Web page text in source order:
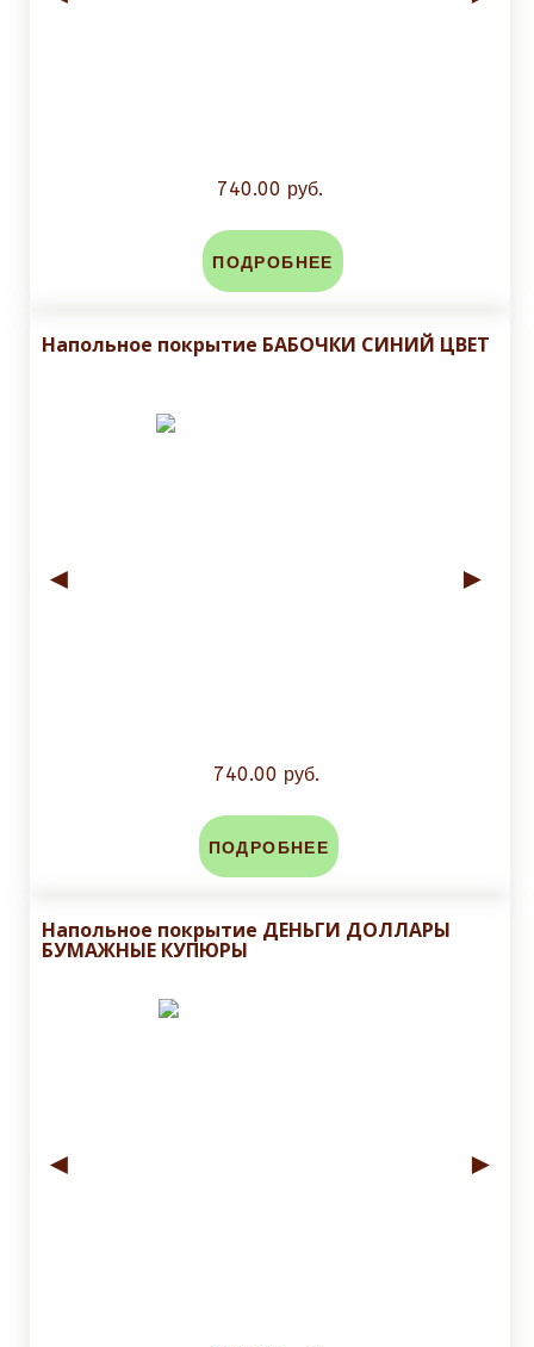
740.00 руб.
ПОДРОБНЕЕ
Напольное покрытие БАБОЧКИ СИНИЙ ЦВЕТ
◄ ►
740.00 руб.
ПОДРОБНЕЕ
Напольное покрытие ДЕНЬГИ ДОЛЛАРЫ
БУМАЖНЫЕ КУПЮРЫ
◄ ►